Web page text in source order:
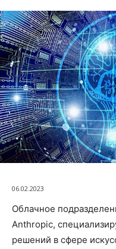
06.02.2023
Облачное
Anthropic,
решений в сфере